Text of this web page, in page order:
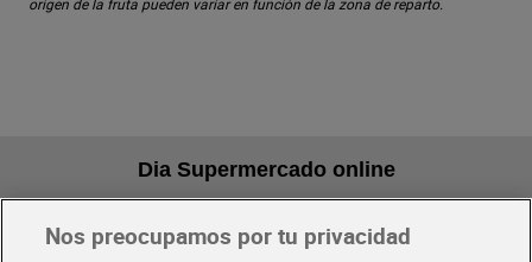
Dia Supermercado online
Pide hoy, recibe hoy
Nos preocupamos por tu privacidad